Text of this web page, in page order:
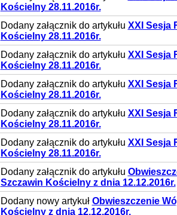
Kościelny 28.11.2016r.
Dodany załącznik do artykułu XXI Sesja
Kościelny 28.11.2016r.
Dodany załącznik do artykułu XXI Sesja
Kościelny 28.11.2016r.
Dodany załącznik do artykułu XXI Sesja
Kościelny 28.11.2016r.
Dodany załącznik do artykułu XXI Sesja
Kościelny 28.11.2016r.
Dodany załącznik do artykułu XXI Sesja
Kościelny 28.11.2016r.
Dodany załącznik do artykułu
Szczawin Kościelny z dnia 12.12.2016r.
Dodany nowy artykuł Obwieszczenie
Kościelny z dnia 12.12.2016r.